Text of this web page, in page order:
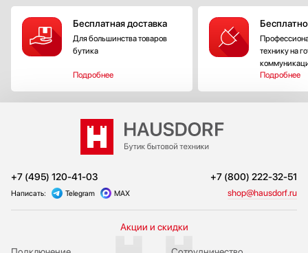
Бесплатная доставка
Для большинства товаров
бутика
Подробнее
технику на
Подробнее
+7 (495) 120-41-03 +7 (800) 222-32-51
Написать: Telegram MAX shop@hausdorf.ru
Акции и скидки